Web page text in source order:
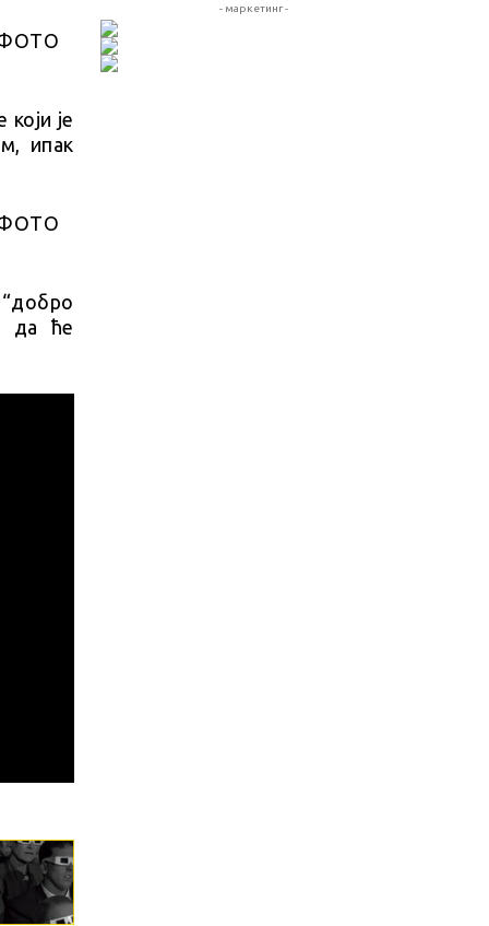
је
ипак
да ће
- маркетинг -